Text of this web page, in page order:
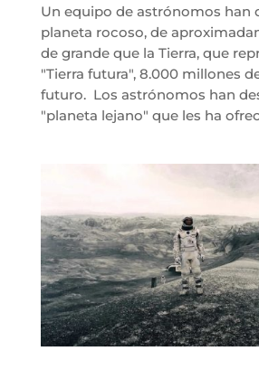
Un equipo de astrónomos han
planeta rocoso, de
de grande que la Tierra, que
"Tierra futura", 8.000 millones
futuro. Los astrónomos han
"planeta lejano" que les ha